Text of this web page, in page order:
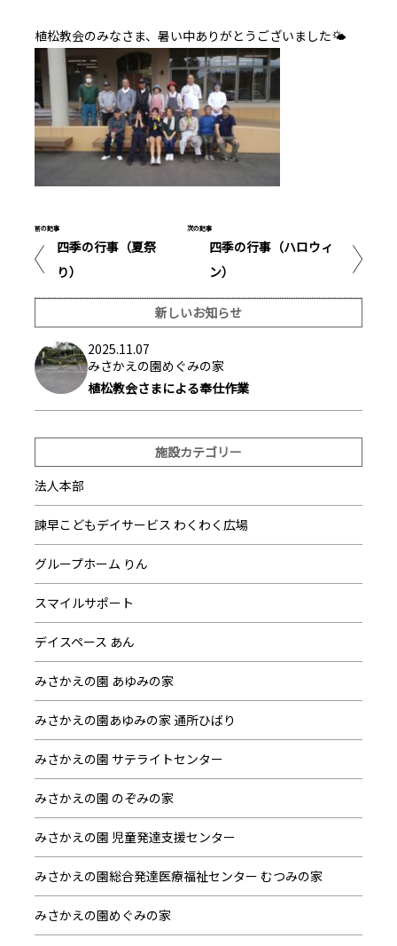
植松教会のみなさま、暑い中ありがとうございました🌤
前の記事
四季の行事（夏祭
り）
次の記事
四季の行事（ハロウィ
ン）
新しいお知らせ
2025.11.07
みさかえの園めぐみの家
植松教会さまによる奉仕作業
施設カテゴリー
法人本部
諫早こどもデイサービス わくわく広場
グループホーム りん
スマイルサポート
デイスペース あん
みさかえの園 あゆみの家
みさかえの園あゆみの家 通所ひばり
みさかえの園 サテライトセンター
みさかえの園 のぞみの家
みさかえの園 児童発達支援センター
みさかえの園総合発達医療福祉センター むつみの家
みさかえの園めぐみの家